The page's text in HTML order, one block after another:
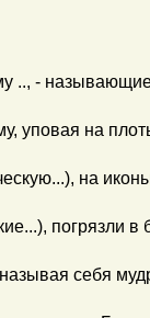
.., -
уповая на
на
погрязли в
себя